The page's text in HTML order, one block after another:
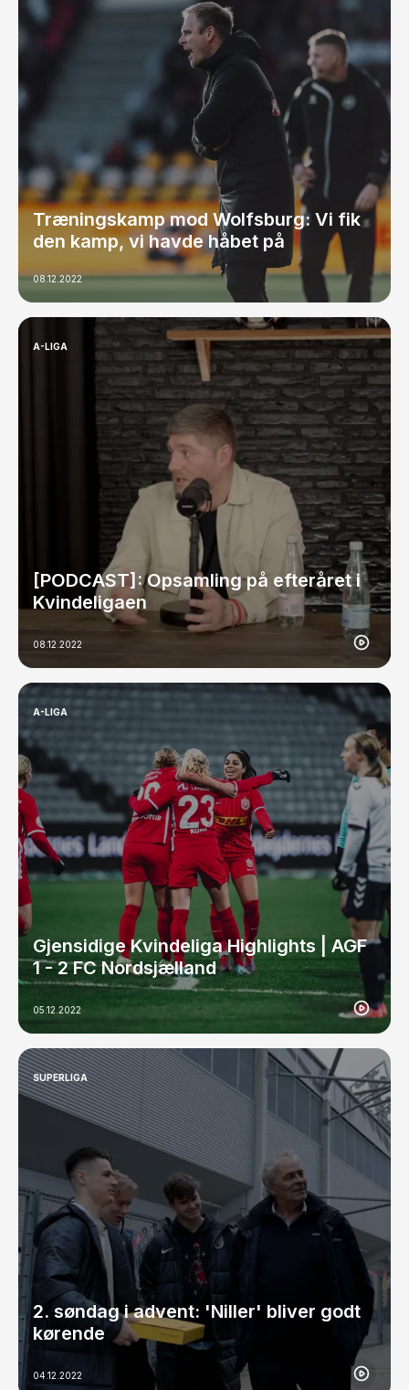
Træningskamp mod Wolfsburg: Vi fik
den kamp, vi havde håbet på
08.12.2022
A-LIGA
[PODCAST]: Opsamling på efteråret i
Kvindeligaen
08.12.2022
A-LIGA
Gjensidige Kvindeliga Highlights | AGF
1 - 2 FC Nordsjælland
05.12.2022
SUPERLIGA
2. søndag i advent: 'Niller' bliver godt
kørende
04.12.2022